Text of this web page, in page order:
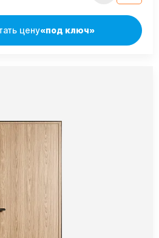
цену«под ключ»